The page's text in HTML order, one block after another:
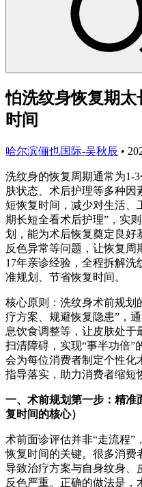
怕洗纹身恢复期
时间
哈尔滨俪也国际-吴秋辰 •
洗纹身的恢复周期通常为1-
肤状态、术后护理等多种因
短恢复时间，减少对生活、
期长短全看术后护理”，实
划，能为术后恢复奠定良好
反色异常等问题，让恢复周
17年亲诊经验，全程拆解
准规划、节省恢复时间。
核心原则：洗纹身术前规划
疗方案、规避恢复隐患”，
息饮食调整等，让皮肤处于
扫清障碍，实现“事半功倍”
会为每位消费者制定个性化
指导落实，助力消费者缩短
一、术前规划第一步：精准
复时间的核心）
术前面诊评估并非“走流程”
恢复时间的关键。很多消费
导致治疗方案与自身纹身、
反色严重。正确的做法是